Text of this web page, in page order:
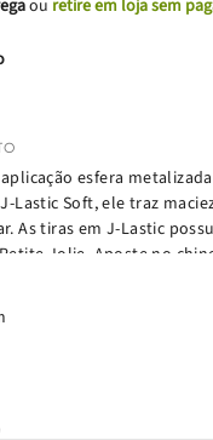
ou retire em loja sem
esfera
Lastic Soft, ele traz
As tiras em J-Lastic
Jolie. Aposte no
chinelo será a sua
a praia, com look all
momentos!